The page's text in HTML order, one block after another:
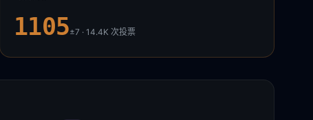
1105±7 · 14.4K次投票